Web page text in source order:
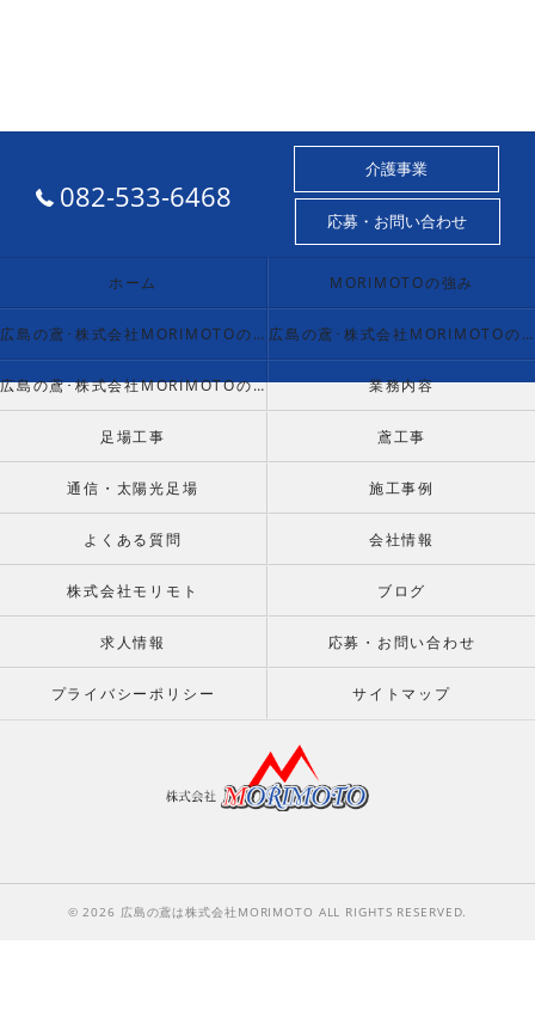
082-533-6468
介護事業
応募・お問い合わせ
ホーム MORIMOTOの強み
広島の鳶･株式会社MORIMOTOの口コミ情報 広島の鳶･株式会社MORIMOTOの評判
広島の鳶･株式会社MORIMOTOのお客様の声 業務内容
足場工事 鳶工事
通信・太陽光足場 施工事例
よくある質問 会社情報
株式会社モリモト ブログ
求人情報 応募・お問い合わせ
プライバシーポリシー サイトマップ
© 2026 広島の鳶は株式会社MORIMOTO ALL RIGHTS RESERVED.